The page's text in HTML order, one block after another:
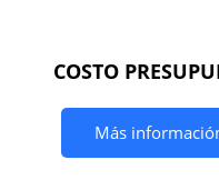
COSTO
Más